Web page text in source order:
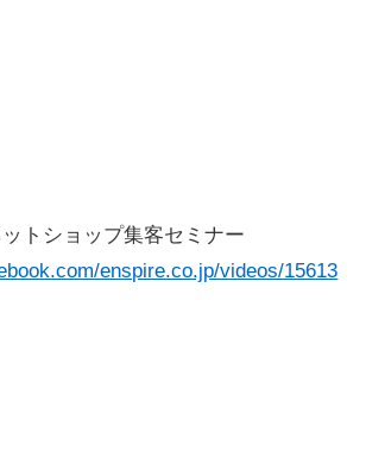
トショップ集客セミナー
enspire.co.jp/videos/15613